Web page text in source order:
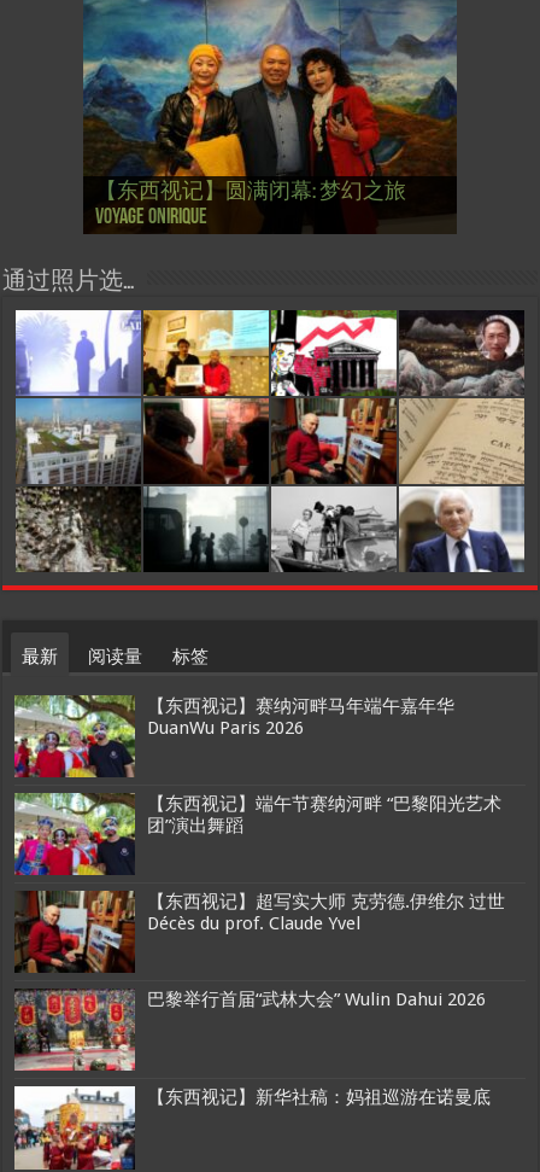
【东西视记】圆满闭幕: 梦幻之旅
Voyage onirique
【东西视记】开幕：唐恽鉎 Michel
Tong, 梦幻之旅 Voyage onirique
【东西视记】展讯：唐恽鉎 Michel
Tong, 梦幻之旅 Voyage onirique
【跨年晚会】祝各位 佳年快乐 Bonne
année 2023, Le feu d’artifice de Paris
【一画一故事】唐恽鉎 Michel Tong One
Painting One Story
【一画一故事】林象元 Lin XiangYuan One
Painting One Story
【国际参考】芭蕾舞: 天鹅湖 乌克兰
大剧院版 Le lac des cygnes – Opéra national
d’Ukraine
【国际参考】巴黎政府举行“新年晚
会” Soirée musicale à la mairie du 13e le 8
Février
【国际参考】巴黎“艺术之都”展将于2
月12日揭幕 Art Capital s’ouvre le 12 Février
【东西视记】法国电影: “中国人占领
巴黎”，一种法国幽默与“预言” Les
chinois à Paris de J.Yanne
【东西视记】时装秀：巴黎时装界
的“顽童”与“不屈者” John Galliano le
surdoué de la mode
【东西视记】法国“复兴会”式【艺术
桥展】 Expo. que “RENAISSANCE” aurait pu
organiser
通过照片选…
最新 阅读量 标签
【东西视记】赛纳河畔马年端午嘉年华
DuanWu Paris 2026
【东西视记】端午节赛纳河畔 “巴黎阳光艺术
团”演出舞蹈
【东西视记】超写实大师 克劳德.伊维尔 过世
Décès du prof. Claude Yvel
巴黎举行首届“武林大会” Wulin Dahui 2026
【东西视记】新华社稿：妈祖巡游在诺曼底